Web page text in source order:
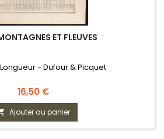
ET FLEUVES
- Dufour & Picquet
Prix
16,50 €
Ajouter au panier